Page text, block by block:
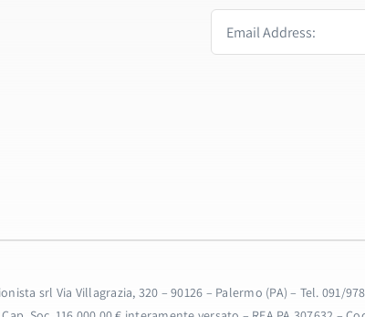
srl Via Villagrazia, 320 – 90126 – Palermo (PA) – Tel. 091/